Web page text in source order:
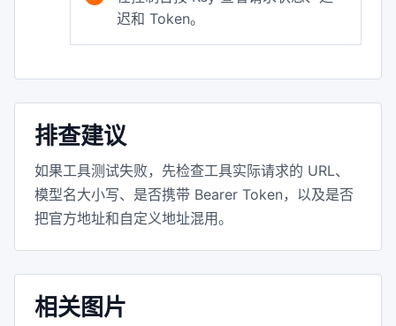
迟和 Token。
排查建议
如果工具测试失败，先检查工具实际请求的 URL、
模型名大小写、是否携带 Bearer Token，以及是否
把官方地址和自定义地址混用。
相关图片